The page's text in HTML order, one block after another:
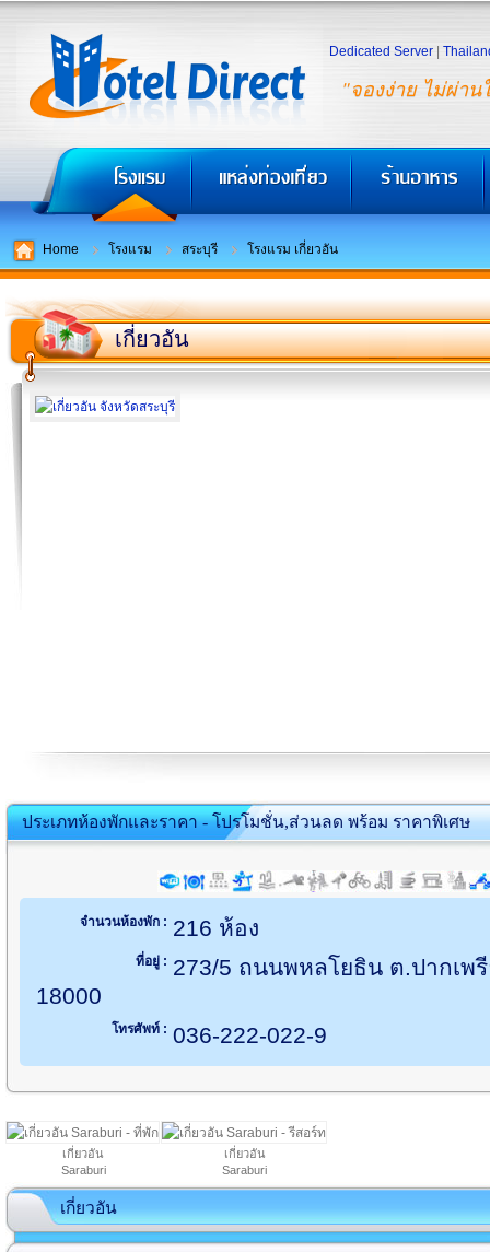
"จองง่าย ไม่ผ่าน
Dedicated Server
Home โรงแรม สระบุรี โรงแรม เกี่ยวอัน
เกี่ยวอัน
ประเภทห้องพักและราคา - โปรโมชั่น,ส่วนลด พร้อม ราคาพิเศษ
จำนวนห้องพัก : 216 ห้อง
ที่อยู่ : 273/5 ถนนพหลโยธิน ต.ปากเพรี
18000
โทรศัพท์ : 036-222-022-9
เกี่ยวอัน
Saraburi
เกี่ยวอัน
Saraburi
เกี่ยวอัน